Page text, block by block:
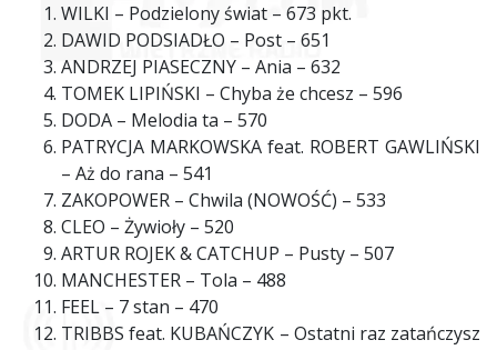
WILKI – Podzielony świat – 673 pkt.
DAWID PODSIADŁO – Post – 651
ANDRZEJ PIASECZNY – Ania – 632
TOMEK LIPIŃSKI – Chyba że chcesz – 596
DODA – Melodia ta – 570
PATRYCJA MARKOWSKA feat. ROBERT GAWLIŃSKI
– Aż do rana – 541
ZAKOPOWER – Chwila (NOWOŚĆ) – 533
CLEO – Żywioły – 520
ARTUR ROJEK & CATCHUP – Pusty – 507
MANCHESTER – Tola – 488
FEEL – 7 stan – 470
TRIBBS feat. KUBAŃCZYK – Ostatni raz zatańczysz